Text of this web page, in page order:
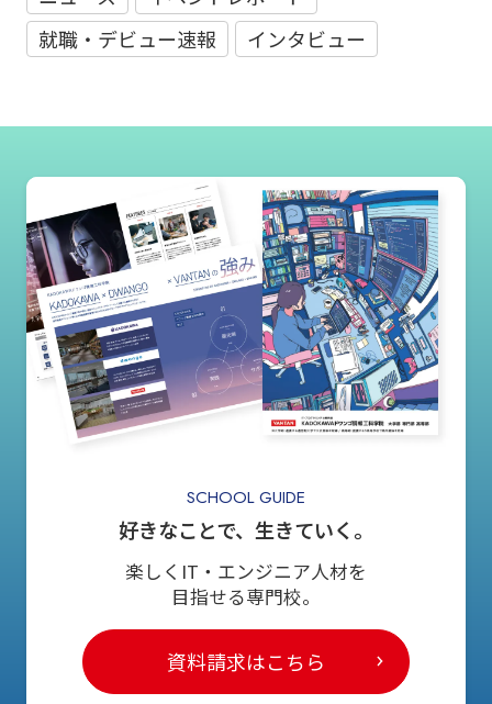
就職・デビュー速報
インタビュー
SCHOOL GUIDE
好きなことで、生きていく。
楽しくIT・エンジニア人材を
目指せる専門校。
資料請求はこちら